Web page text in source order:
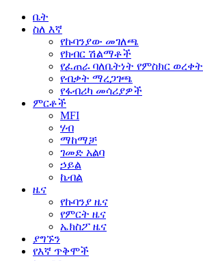
ቤት
ስለ እኛ
የኩባንያው መገለጫ
የክብር ሽልማቶች
የፈጠራ ባለቤትነት የምስክር ወረቀት
የብቃት ማረጋገጫ
የፋብሪካ መሳሪያዎች
ምርቶች
MFI
ሃብ
ማከማቻ
ገመድ አልባ
ኃይል
ኬብል
ዜና
የኩባንያ ዜና
የምርት ዜና
ኤክስፖ ዜና
ያግኙን
የእኛ ጥቅሞች